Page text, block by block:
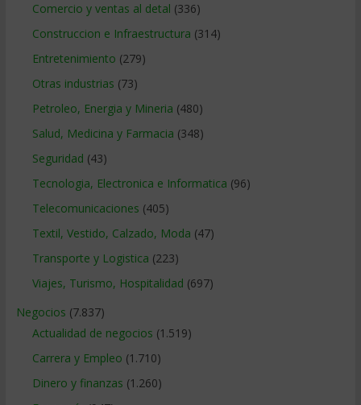
Comercio y ventas al detal (336)
Construccion e Infraestructura (314)
Entretenimiento (279)
Otras industrias (73)
Petroleo, Energia y Mineria (480)
Salud, Medicina y Farmacia (348)
Seguridad (43)
Tecnologia, Electronica e Informatica (96)
Telecomunicaciones (405)
Textil, Vestido, Calzado, Moda (47)
Transporte y Logistica (223)
Viajes, Turismo, Hospitalidad (697)
Negocios (7.837)
Actualidad de negocios (1.519)
Carrera y Empleo (1.710)
Dinero y finanzas (1.260)